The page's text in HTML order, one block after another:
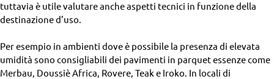
tuttavia è utile valutare anche aspetti tecnici in funzione della
destinazione d’uso.
Per esempio in ambienti dove è possibile la presenza di elevata
umidità sono consigliabili dei pavimenti in parquet essenze come
Merbau, Doussiè Africa, Rovere, Teak e Iroko. In locali di